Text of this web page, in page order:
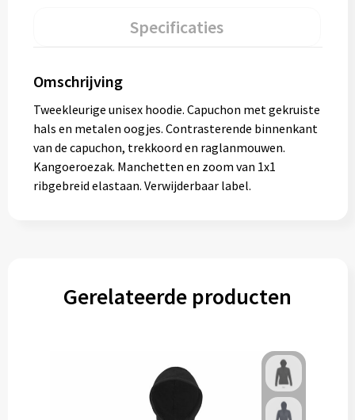
Specificaties
Omschrijving
Tweekleurige unisex hoodie. Capuchon met gekruiste
hals en metalen oogjes. Contrasterende binnenkant
van de capuchon, trekkoord en raglanmouwen.
Kangoeroezak. Manchetten en zoom van 1x1
ribgebreid elastaan. Verwijderbaar label.
Gerelateerde producten